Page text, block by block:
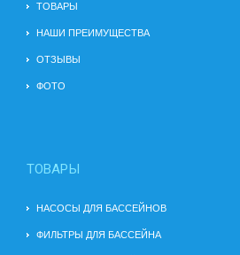
ТОВАРЫ
НАШИ ПРЕИМУЩЕСТВА
ОТЗЫВЫ
ФОТО
ТОВАРЫ
НАСОСЫ ДЛЯ БАССЕЙНОВ
ФИЛЬТРЫ ДЛЯ БАССЕЙНА